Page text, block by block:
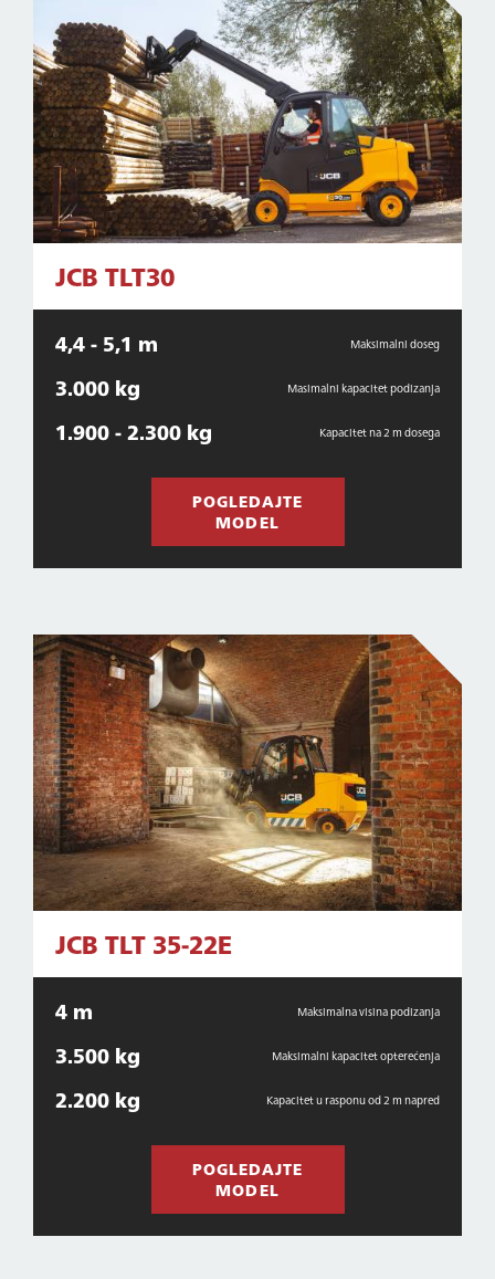
JCB TLT30
4,4 - 5,1 m Maksimalni doseg
3.000 kg Masimalni kapacitet podizanja
1.900 - 2.300 kg Kapacitet na 2 m dosega
POGLEDAJTE
MODEL
JCB TLT 35-22E
4 m Maksimalna visina podizanja
3.500 kg Maksimalni kapacitet opterećenja
2.200 kg Kapacitet u rasponu od 2 m napred
POGLEDAJTE
MODEL